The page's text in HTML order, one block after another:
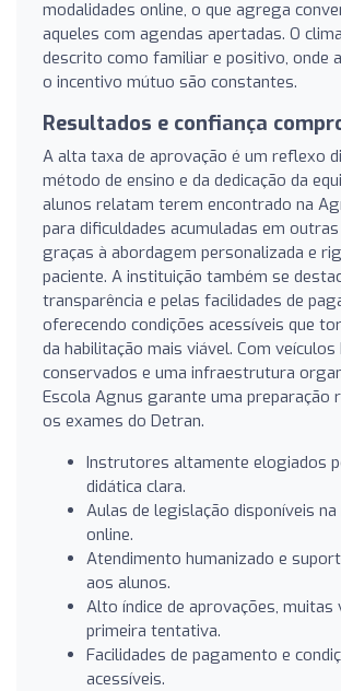
modalidades online, o que agrega
aqueles com agendas apertadas. O
descrito como familiar e positivo, onde
o incentivo mútuo são constantes.
Resultados e confiança
A alta taxa de aprovação é um reflexo
método de ensino e da dedicação da
alunos relatam terem encontrado na
para dificuldades acumuladas em
graças à abordagem personalizada e
paciente. A instituição também se
transparência e pelas facilidades de
oferecendo condições acessíveis que
da habilitação mais viável. Com veículos
conservados e uma infraestrutura
Escola Agnus garante uma preparação
os exames do Detran.
Instrutores altamente elogiados
didática clara.
Aulas de legislação disponíveis na
online.
Atendimento humanizado e
aos alunos.
Alto índice de aprovações, muitas
primeira tentativa.
Facilidades de pagamento e
acessíveis.